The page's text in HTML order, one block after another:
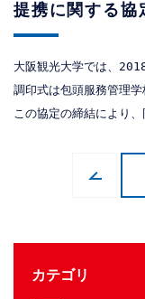
提携に関する協
大阪観光大学では、
調印式は包頭服務管理
この協定の締結により
カテゴリ